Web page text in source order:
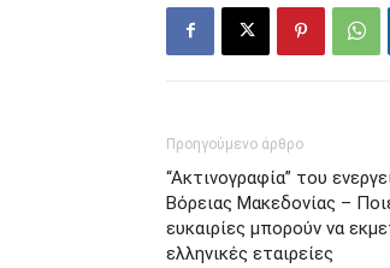
Προηγούμενο άρθρο
“Ακτινογραφία” του
Βόρειας Μακεδονίας –
ευκαιρίες μπορούν να
ελληνικές εταιρείες